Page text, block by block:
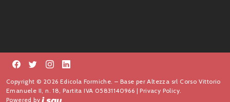
Copyright © 2026 Edicola Formiche. – Base per Altezza srl Corso Vittorio
Emanuele II, n. 18, Partita IVA 05831140966 |Privacy Policy.
Powered by